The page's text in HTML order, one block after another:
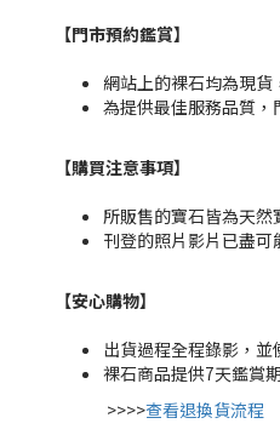
【門市預約鑑賞】
網站上的裸石均為現
為提供最佳服務品質
【購買注意事項】
所販售的寶石皆為天
刊登的照片影片已盡
【安心購物】
出貨過程全程錄影，
裸石商品提供7天鑑賞
>>>>查看退換貨流程